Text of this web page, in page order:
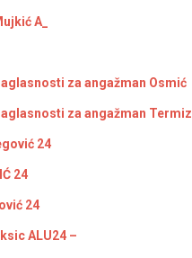
A_
za angažman Osmić
za angažman Termiz
24
24
24
ALU24 –